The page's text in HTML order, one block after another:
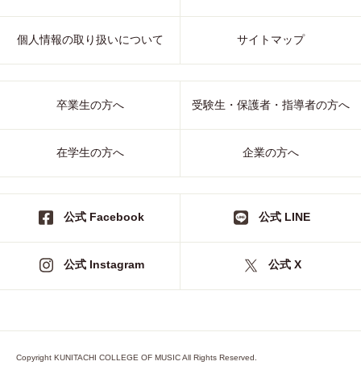
個人情報の取り扱いについて サイトマップ
卒業生の方へ 受験生・保護者・指導者の方へ
在学生の方へ 企業の方へ
公式 Facebook 公式 LINE
公式 Instagram 公式 X
Copyright KUNITACHI COLLEGE OF MUSIC All Rights Reserved.